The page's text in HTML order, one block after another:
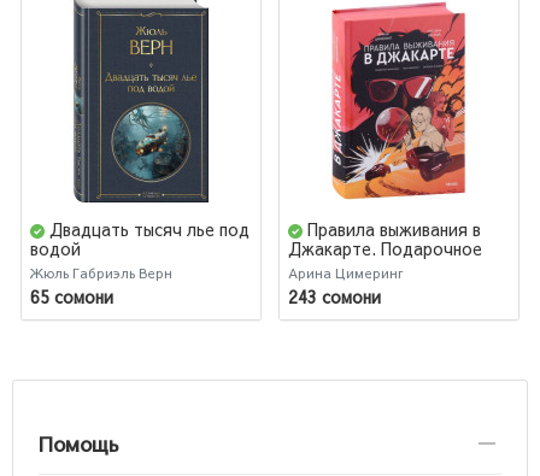
Двадцать тысяч лье под
водой
Жюль Габриэль Верн
65 сомони
Правила выживания в
Джакарте. Подарочное
издание
Арина Цимеринг
243 сомони
Помощь